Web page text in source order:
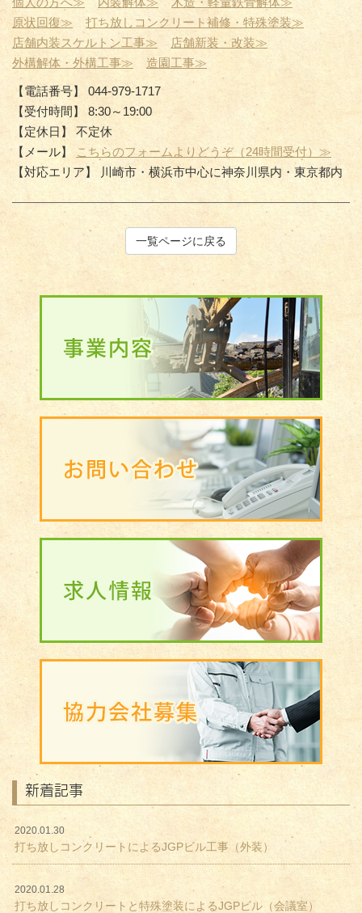
原状回復≫
打ち放しコンクリート補修・特殊塗装≫
店舗内装スケルトン工事≫
店舗新装・改装≫
外構解体・外構工事≫
造園工事≫
【電話番号】 044-979-1717
【受付時間】 8:30～19:00
【定休日】 不定休
【メール】
こちらのフォームよりどうぞ（24時間受付）≫
【対応エリア】 川崎市・横浜市中心に神奈川県内・東京都内
一覧ページに戻る
新着記事
2020.01.30
打ち放しコンクリートによるJGPビル工事（外装）
2020.01.28
打ち放しコンクリートと特殊塗装によるJGPビル（会議室）